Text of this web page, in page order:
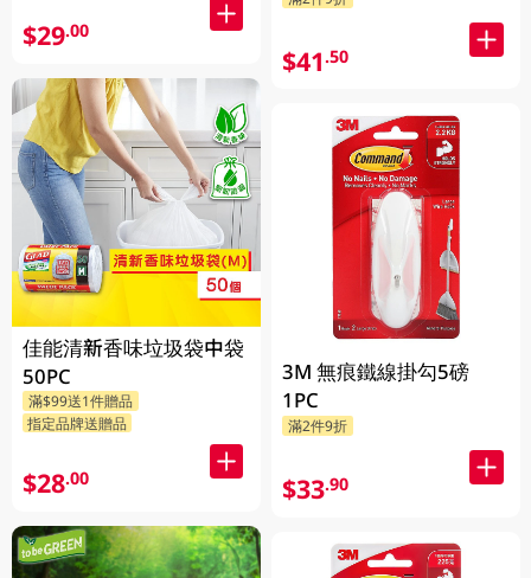
$29.00
佳能清新香味垃圾袋中袋
50PC
滿$99送1件贈品
指定品牌送贈品
$28.00
$41.50
3M 無痕鐵線掛勾5磅
1PC
滿2件9折
$33.90